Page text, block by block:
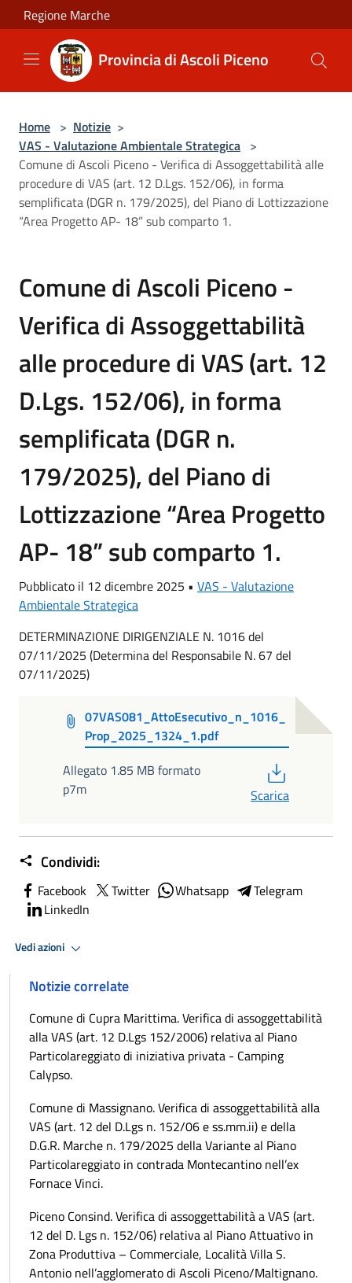
Salta al contenuto principale
Regione Marche
Provincia di Ascoli Piceno
Home > Notizie >
VAS - Valutazione Ambientale Strategica >
Comune di Ascoli Piceno - Verifica di Assoggettabilità alle
procedure di VAS (art. 12 D.Lgs. 152/06), in forma
semplificata (DGR n. 179/2025), del Piano di Lottizzazione
“Area Progetto AP- 18” sub comparto 1.
Comune di Ascoli Piceno -
Verifica di Assoggettabilità
alle procedure di VAS (art. 12
D.Lgs. 152/06), in forma
semplificata (DGR n.
179/2025), del Piano di
Lottizzazione “Area Progetto
AP- 18” sub comparto 1.
Pubblicato il 12 dicembre 2025 • VAS - Valutazione
Ambientale Strategica
DETERMINAZIONE DIRIGENZIALE N. 1016 del
07/11/2025 (Determina del Responsabile N. 67 del
07/11/2025)
07VAS081_AttoEsecutivo_n_1016_
Prop_2025_1324_1.pdf
Allegato 1.85 MB formato
p7m
Scarica
Condividi:
Facebook Twitter Whatsapp
Telegram
LinkedIn
Vedi azioni
Notizie correlate
Comune di Cupra Marittima. Verifica di assoggettabilità
alla VAS (art. 12 D.Lgs 152/2006) relativa al Piano
Particolareggiato di iniziativa privata - Camping
Calypso.
Comune di Massignano. Verifica di assoggettabilità alla
VAS (art. 12 del D.Lgs n. 152/06 e ss.mm.ii) e della
D.G.R. Marche n. 179/2025 della Variante al Piano
Particolareggiato in contrada Montecantino nell’ex
Fornace Vinci.
Piceno Consind. Verifica di assoggettabilità a VAS (art.
12 del D. Lgs n. 152/06) relativa al Piano Attuativo in
Zona Produttiva – Commerciale, Località Villa S.
Antonio nell’agglomerato di Ascoli Piceno/Maltignano.